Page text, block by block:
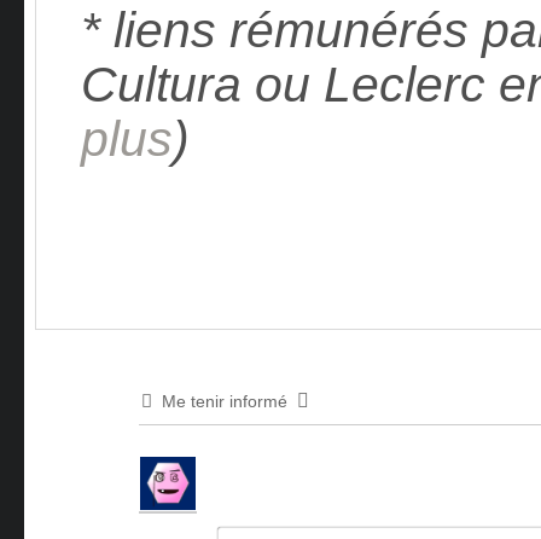
* liens rémunérés
Cultura ou Leclerc
plus)
Me tenir informé